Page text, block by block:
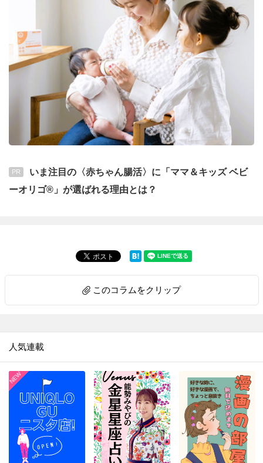
PR
いま注目の〈赤ちゃん腸活〉に「ママ＆キッズ ベビ
ーオリゴ®」が選ばれる理由とは？
このコラムをクリップ
人気連載